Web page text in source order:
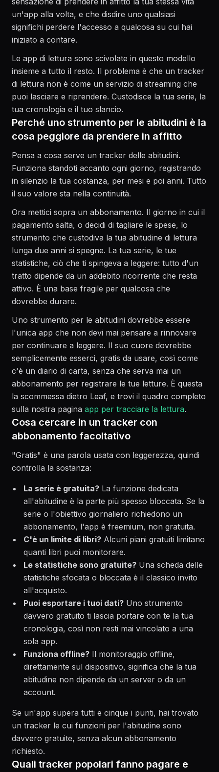
un'app alla volta, e che disdire uno qualsiasi
significhi perdere l'accesso a qualcosa su cui hai
iniziato a contare.
Le app di lettura sono scivolate in questo modello
insieme a tutto il resto. Il problema è che un tracker
di lettura non è come un servizio di streaming che
puoi lasciare e riprendere. Custodisce la tua serie, la
tua cronologia e il tuo slancio.
Perché uno strumento per le abitudini è la
cosa peggiore da prendere in affitto
Pensa a cosa serve un tracker delle abitudini.
Funziona standoti accanto ogni giorno, registrando
in silenzio la tua costanza, per mesi e poi anni. Tutto
il suo valore sta nella continuità.
Ora mettici sopra un abbonamento. Il giorno in cui il
pagamento salta, o decidi di tagliare le spese, lo
strumento che custodiva la tua abitudine di lettura
lunga due anni si spegne. La tua serie, le tue
statistiche, ciò che ti spingeva a leggere: tutto d'un
tratto dipende da un addebito ricorrente che resta
attivo. È una base fragile per qualcosa che
dovrebbe durare.
Uno strumento per le abitudini dovrebbe essere
l'unica app che non devi mai pensare a rinnovare
per continuare a leggere. Il suo cuore dovrebbe
semplicemente esserci, gratis da usare, così come
c'è un diario di carta, senza che serva mai un
abbonamento per registrare le tue letture. È questa
la scommessa dietro Leaf, e trovi il quadro completo
sulla nostra pagina app per tracciare la lettura.
Cosa cercare in un tracker con
abbonamento facoltativo
"Gratis" è una parola usata con leggerezza, quindi
controlla la sostanza:
La serie è gratuita? La funzione dedicata
all'abitudine è la parte più spesso bloccata. Se la
serie o l'obiettivo giornaliero richiedono un
abbonamento, l'app è freemium, non gratuita.
C'è un limite di libri? Alcuni piani gratuiti limitano
quanti libri puoi monitorare.
Le statistiche sono gratuite? Una scheda delle
statistiche sfocata o bloccata è il classico invito
all'acquisto.
Puoi esportare i tuoi dati? Uno strumento
davvero gratuito ti lascia portare con te la tua
cronologia, così non resti mai vincolato a una
sola app.
Funziona offline? Il monitoraggio offline,
direttamente sul dispositivo, significa che la tua
abitudine non dipende da un server o da un
account.
Se un'app supera tutti e cinque i punti, hai trovato
un tracker le cui funzioni per l'abitudine sono
davvero gratuite, senza alcun abbonamento
richiesto.
Quali tracker popolari fanno pagare e